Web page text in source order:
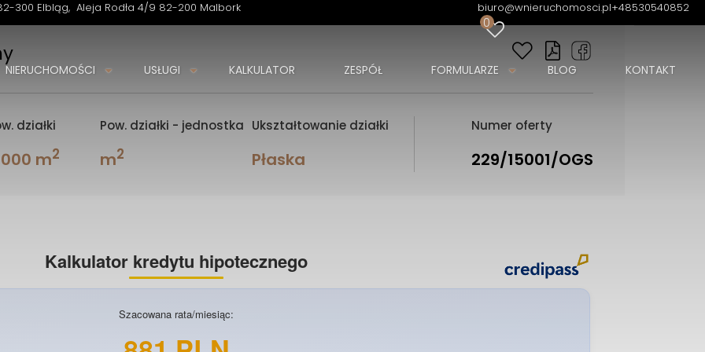
300 Elbląg Aleja Rodła 4/9 82-200 Malbork biuro@wnieruchomosci.pl+48530540852
0
NIERUCHOMOŚCI USŁUGI KALKULATOR ZESPÓŁ FORMULARZE BLOG KONTAKT
działki
m2
Pow. działki - jednostka
m2
Ukształtowanie działki
Płaska
Numer oferty
229/15001/OGS